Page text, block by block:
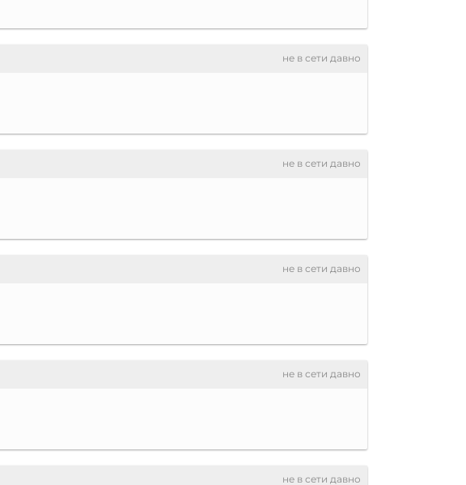
не в сети давно
не в сети давно
не в сети давно
не в сети давно
не в сети давно